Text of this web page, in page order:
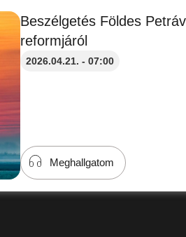
Beszélgetés Földes
reformjáról
2026.04.21. - 07:00
Meghallgatom